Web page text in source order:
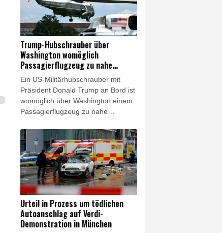
Trump am Donnerstag in seinem
Onlinedienst Truth Social. US-
Medien hatten zuvor berichtet, ein
Mangel an Raketen habe Trump
von weiteren Angriffen auf den Iran
abgehalten.
Trump-Hubschrauber über
Washington womöglich
Passagierflugzeug zu nahe
gekommen
Ein US-Militärhubschrauber mit
Präsident Donald Trump an Bord ist
womöglich über Washington einem
Passagierflugzeug zu nahe
Transportsicherheitsbehörde
erklärte am Mittwoch, sie
untersuche einen Vorfall, "bei dem
der vorgeschriebene
Sicherheitsabstand zwischen der
'Marine One' und einem vom
Washington National Airport (DCA)
gestarteten Passagierflugzeug
unterschritten worden sein soll".
Das Weiße Haus betonte, der
Urteil in Prozess um tödlichen
Autoanschlag auf Verdi-
Demonstration in München